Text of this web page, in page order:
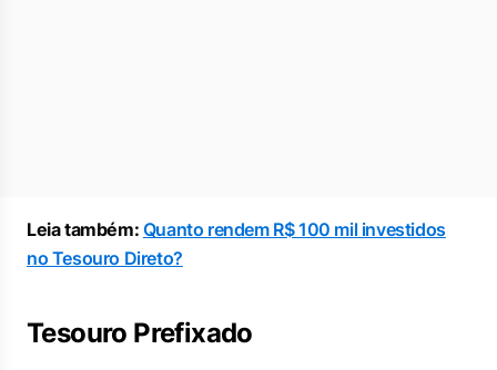
Leia também: Quanto rendem R$ 100 mil investidos
no Tesouro Direto?
Tesouro Prefixado